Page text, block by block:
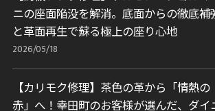
ニの座面陥没を解消。底面からの徹底補
と革面再生で蘇る極上の座り心地
2026/05/18
【カリモク修理】茶色の革から「情熱の
赤」へ！幸田町のお客様が選んだ、ダイ